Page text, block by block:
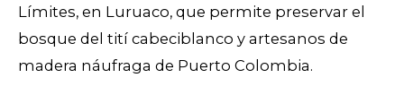
Límites, en Luruaco, que permite preservar el
bosque del tití cabeciblanco y artesanos de
madera náufraga de Puerto Colombia.